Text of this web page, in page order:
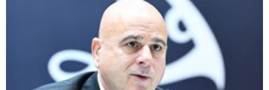
გიგა ავალიანის საქმეზე აკავებენ
ანასტასია ბერუაშვილსაც